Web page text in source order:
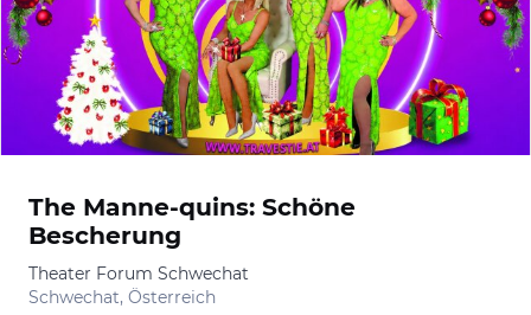
The Manne-quins: Schöne
Bescherung
Theater Forum Schwechat
Schwechat, Österreich